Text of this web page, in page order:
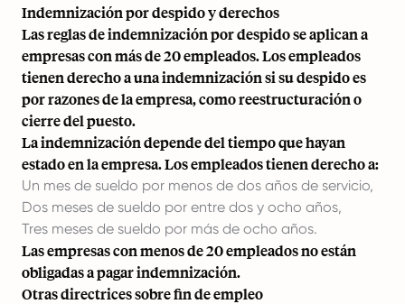
Indemnización por despido y derechos
Las reglas de indemnización por despido se aplican a
empresas con más de 20 empleados. Los empleados
tienen derecho a una indemnización si su despido es
por razones de la empresa, como reestructuración o
cierre del puesto.
La indemnización depende del tiempo que hayan
estado en la empresa. Los empleados tienen derecho a:
Un mes de sueldo por menos de dos años de servicio,
Dos meses de sueldo por entre dos y ocho años,
Tres meses de sueldo por más de ocho años.
Las empresas con menos de 20 empleados no están
obligadas a pagar indemnización.
Otras directrices sobre fin de empleo